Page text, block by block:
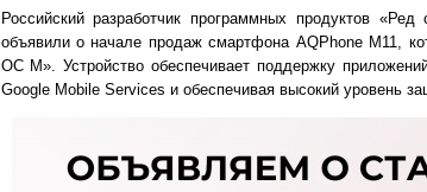
Российский разработчик программных продуктов
объявили о начале продаж смартфона AQPhone M11,
ОС М». Устройство обеспечивает поддержку
Google Mobile Services и обеспечивая высокий уровень